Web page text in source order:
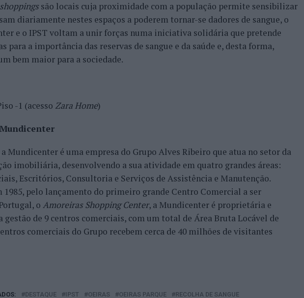
shoppings são locais cuja proximidade com a população permite sensibilizar
diariamente nestes espaços a poderem tornar-se dadores de sangue, o
e o IPST voltam a unir forças numa iniciativa solidária que pretende
para a importância das reservas de sangue e da saúde e, desta forma,
bem maior para a sociedade.
-1 (acesso Zara Home)
a Mundicenter é uma empresa do Grupo Alves Ribeiro que atua no setor da
imobiliária, desenvolvendo a sua atividade em quatro grandes áreas:
Escritórios, Consultoria e Serviços de Assistência e Manutenção.
1985, pelo lançamento do primeiro grande Centro Comercial a ser
o Amoreiras Shopping Center, a Mundicenter é proprietária e
gestão de 9 centros comerciais, com um total de Área Bruta Locável de
comerciais do Grupo recebem cerca de 40 milhões de visitantes
DESTAQUE IPST OEIRAS OEIRAS PARQUE RECOLHA DE SANGUE